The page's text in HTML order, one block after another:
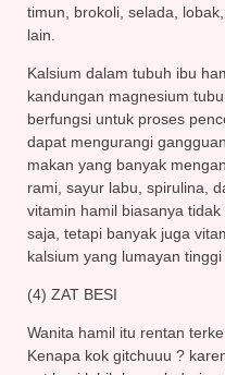
timun, brokoli, selada,
lain.
Kalsium dalam tubuh ibu
kandungan magnesium
berfungsi untuk proses
dapat mengurangi
makan yang banyak
rami, sayur labu, spirulina,
vitamin hamil biasanya
saja, tetapi banyak juga
kalsium yang lumayan
(4) ZAT BESI
Wanita hamil itu rentan
Kenapa kok gitchuuu ?